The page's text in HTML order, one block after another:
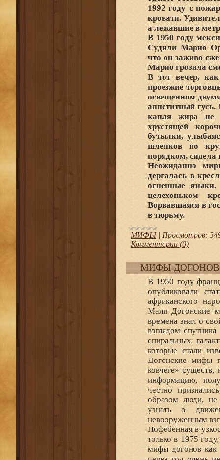
1992 году с
кровати.
а лежавшие в
В 1950 году
Судили Марио
что он заживо
Марио грозила
В тот вечер,
проезжие
освещенном
аппетитный
капля жира не
хрустящей
бутылки,
шлепков по
порядком, сидела
Неожиданно
дергалась в
огненные
целехоньком
Ворвавшаяся в
в тюрьму.
МИФЫ| Просмотров:
Комментарии (0)
МИФЫ ДОГОНОВ
В 1950 году
опубликовали
африканского
Мали Догонские
времена знал о
взглядом
спиральных
которые стали
Догонские мифы
ковчеге»
информацию,
честно
образом люди, не
узнать о
невооруженным
Пофебенная в
только в 1975
мифы догонов как